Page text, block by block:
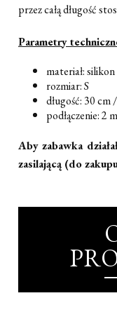
przez całą długość
Parametry
materiał:
rozmiar: S
długość: 30 cm /
podłączenie: 2
Aby zabawka
zasilającą (do